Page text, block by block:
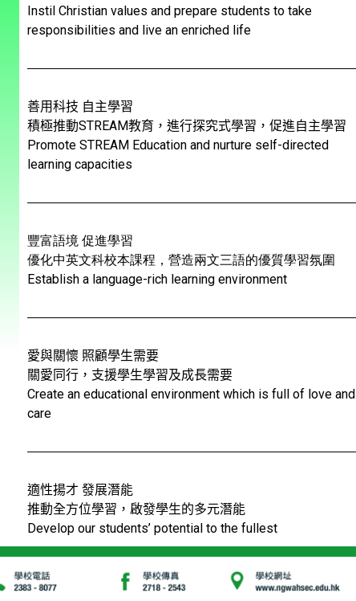
Instil Christian values and prepare students to take
responsibilities and live an enriched life
善用科技 自主學習
積極推動STREAM教育，進行探究式學習，促進自主學習
Promote STREAM Education and nurture self-directed
learning capacities
豐富語境 促進學習
優化中英文科校本課程，營造兩文三語的優質學習氛圍
Establish a language-rich learning environment
愛與關懷 照顧學生需要
關愛同行，支援學生學習及成長需要
Create an educational environment which is full of love and
care
適性揚才 發展潛能
推動全方位學習，啟發學生的多元潛能
Develop our students’ potential to the fullest